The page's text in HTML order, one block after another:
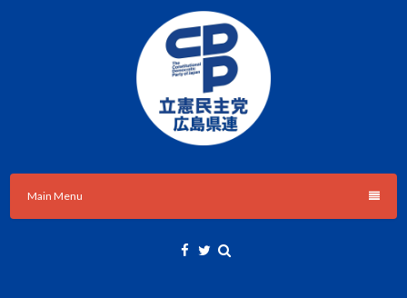
立憲民主党広島県総支部連合会
Main Menu